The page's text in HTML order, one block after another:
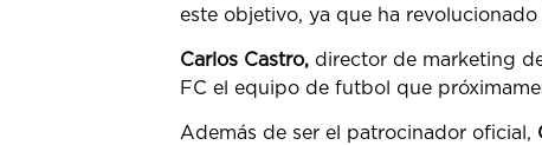
este objetivo, ya que ha
Carlos Castro, director de marketing
FC el equipo de futbol que
Además de ser el patrocinador oficial,